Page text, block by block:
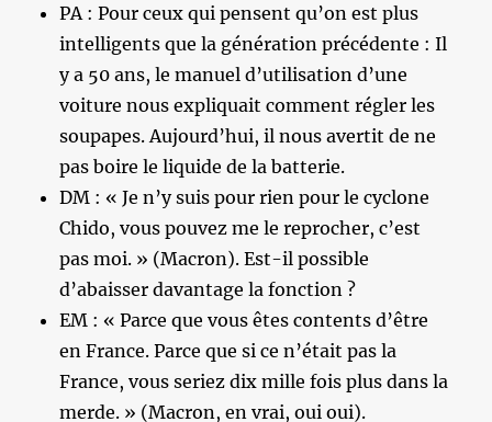
PA : Pour ceux qui pensent qu’on est plus
intelligents que la génération précédente : Il
y a 50 ans, le manuel d’utilisation d’une
voiture nous expliquait comment régler les
soupapes. Aujourd’hui, il nous avertit de ne
pas boire le liquide de la batterie.
DM : « Je n’y suis pour rien pour le cyclone
Chido, vous pouvez me le reprocher, c’est
pas moi. » (Macron). Est-il possible
d’abaisser davantage la fonction ?
EM : « Parce que vous êtes contents d’être
en France. Parce que si ce n’était pas la
France, vous seriez dix mille fois plus dans la
merde. » (Macron, en vrai, oui oui).